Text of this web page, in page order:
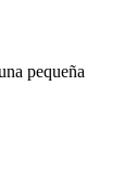
pequeña